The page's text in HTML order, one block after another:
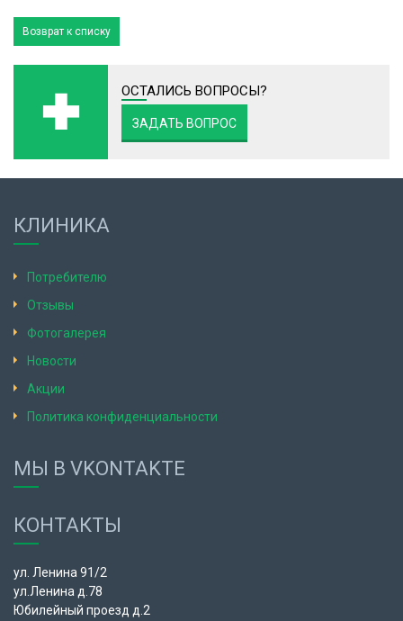
Возврат к списку
ОСТАЛИСЬ ВОПРОСЫ?
ЗАДАТЬ ВОПРОС
КЛИНИКА
Потребителю
Отзывы
Фотогалерея
Новости
Акции
Политика конфиденциальности
МЫ В VKONTAKTE
КОНТАКТЫ
ул. Ленина 91/2
ул.Ленина д.78
Юбилейный проезд д.2